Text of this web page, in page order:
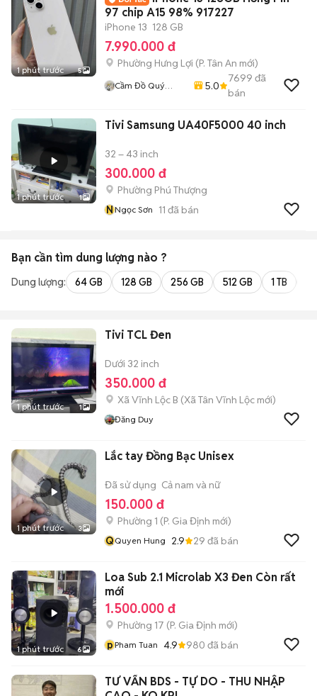
1 phút trước 5
97 chip A15 98% 917227
iPhone 13 128 GB
7.990.000 đ
Phường Hưng Lợi (P. Tân An mới)
Cầm Đồ Quý
5.0
7699 đã
bán
1 phút trước 1
Tivi Samsung UA40F5000 40 inch
32 – 43 inch
300.000 đ
Phường Phú Thượng
NNgọc Sơn 11 đã bán
Bạn cần tìm dung lượng nào ?
Dung lượng: 64 GB 128 GB 256 GB 512 GB 1 TB
1 phút trước 1
Tivi TCL Đen
Dưới 32 inch
350.000 đ
Xã Vĩnh Lộc B (Xã Tân Vĩnh Lộc mới)
Đăng Duy
1 phút trước 3
Lắc tay Đồng Bạc Unisex
Đã sử dụng Cả nam và nữ
150.000 đ
Phường 1 (P. Gia Định mới)
QQuyen Hung 2.9 29 đã bán
1 phút trước 6
Loa Sub 2.1 Microlab X3 Đen Còn rất
mới
1.500.000 đ
Phường 17 (P. Gia Định mới)
pPham Tuan 4.9 980 đã bán
TƯ VẤN BDS - TỰ DO - THU NHẬP